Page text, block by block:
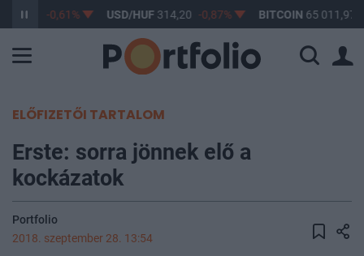
363,17 -0,61% USD/HUF 314,20 -0,87% BITCOIN 65 011,97
ELŐFIZETŐI TARTALOM
Erste: sorra jönnek elő a
kockázatok
Portfolio
2018. szeptember 28. 13:54